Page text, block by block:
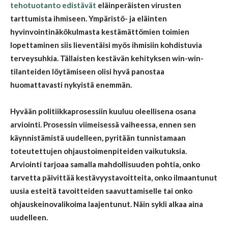
tehotuotanto edistävät eläinperäisten virusten
tarttumista ihmiseen. Ympäristö- ja eläinten
hyvinvointinäkökulmasta kestämättömien toimien
lopettaminen siis lieventäisi myös ihmisiin kohdistuvia
terveysuhkia. Tällaisten kestävän kehityksen win-win-
tilanteiden löytämiseen olisi hyvä panostaa
huomattavasti nykyistä enemmän.
Hyvään politiikkaprosessiin kuuluu oleellisena osana
arviointi. Prosessin viimeisessä vaiheessa, ennen sen
käynnistämistä uudelleen, pyritään tunnistamaan
toteutettujen ohjaustoimenpiteiden vaikutuksia.
Arviointi tarjoaa samalla mahdollisuuden pohtia, onko
tarvetta päivittää kestävyystavoitteita, onko ilmaantunut
uusia esteitä tavoitteiden saavuttamiselle tai onko
ohjauskeinovalikoima laajentunut. Näin sykli alkaa aina
uudelleen.